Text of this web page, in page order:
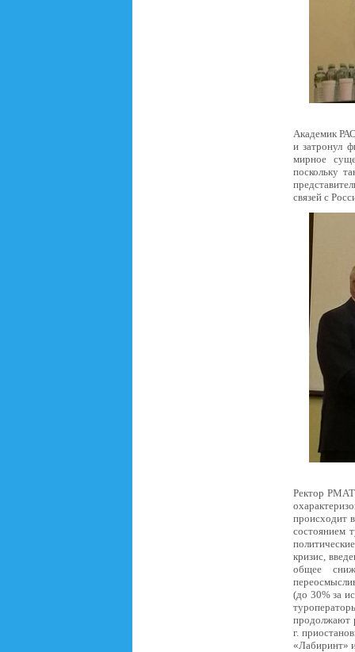
Академик
и затронул
мирное
поскольку
связей с
Ректор
происходит
состоянием
кризис,
общее
(до 30% за
продолжают
г.
«Лабиринт»